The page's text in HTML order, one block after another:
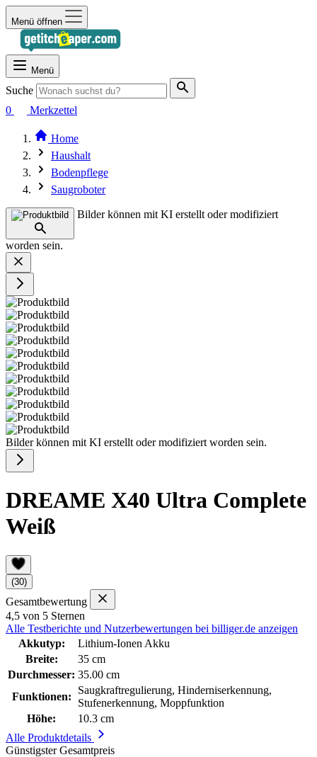
Menü öffnen
Menü
Suche
0
Merkzettel
Home
Haushalt
Bodenpflege
Saugroboter
Bilder können mit KI erstellt oder modifiziert
worden sein.
Bilder können mit KI erstellt oder modifiziert worden sein.
DREAME X40 Ultra Complete
Weiß
(30)
Gesamtbewertung
4,5 von 5 Sternen
Alle Testberichte und Nutzerbewertungen bei billiger.de anzeigen
Akkutyp:
Lithium-Ionen Akku
Breite:
35 cm
Durchmesser: 35.00 cm
Funktionen:
Saugkraftregulierung, Hinderniserkennung,
Stufenerkennung, Moppfunktion
Höhe:
10.3 cm
Alle Produktdetails
Günstigster Gesamtpreis